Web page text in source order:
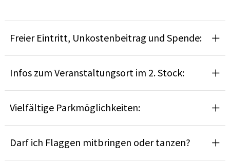
Freier Eintritt, Unkostenbeitrag und Spende:
Infos zum Veranstaltungsort im 2. Stock:
Vielfältige Parkmöglichkeiten:
Darf ich Flaggen mitbringen oder tanzen?